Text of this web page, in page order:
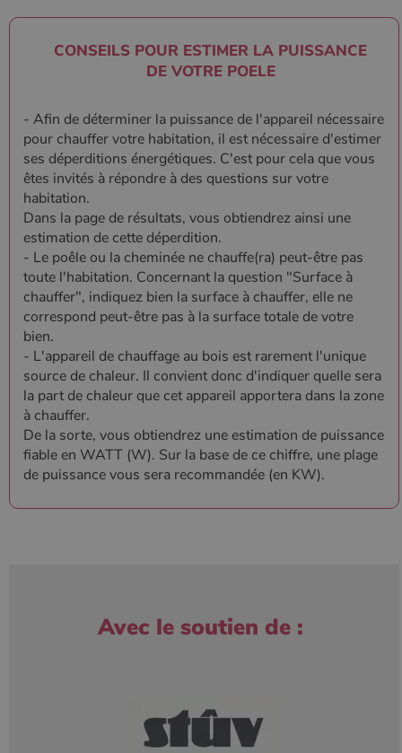
CONSEILS POUR ESTIMER LA PUISSANCE
DE VOTRE POELE
- Afin de déterminer la puissance de l'appareil nécessaire
pour chauffer votre habitation, il est nécessaire d'estimer
ses déperditions énergétiques. C'est pour cela que vous
êtes invités à répondre à des questions sur votre
habitation.
Dans la page de résultats, vous obtiendrez ainsi une
estimation de cette déperdition.
- Le poêle ou la cheminée ne chauffe(ra) peut-être pas
toute l'habitation. Concernant la question "Surface à
chauffer", indiquez bien la surface à chauffer, elle ne
correspond peut-être pas à la surface totale de votre
bien.
- L'appareil de chauffage au bois est rarement l'unique
source de chaleur. Il convient donc d'indiquer quelle sera
la part de chaleur que cet appareil apportera dans la zone
à chauffer.
De la sorte, vous obtiendrez une estimation de puissance
fiable en WATT (W). Sur la base de ce chiffre, une plage
de puissance vous sera recommandée (en KW).
Avec le soutien de :